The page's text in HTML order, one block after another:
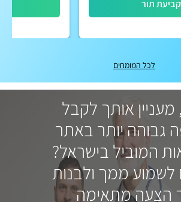
תור
לכל המומחים
אותך לקבל
גבוהה יותר באתר
המוביל בישראל?
ממך ולבנות
הצעה מתאימה